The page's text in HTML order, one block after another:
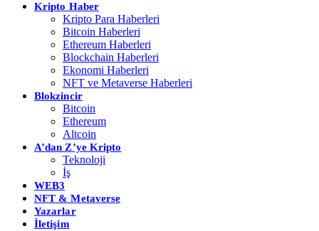
Kripto Haber
Kripto Para Haberleri
Bitcoin Haberleri
Ethereum Haberleri
Blockchain Haberleri
Ekonomi Haberleri
NFT ve Metaverse Haberleri
Blokzincir
Bitcoin
Ethereum
Altcoin
A’dan Z’ye Kripto
Teknoloji
İş
WEB3
NFT & Metaverse
Yazarlar
İletişim